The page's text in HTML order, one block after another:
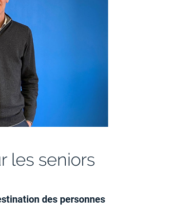
les seniors
des personnes